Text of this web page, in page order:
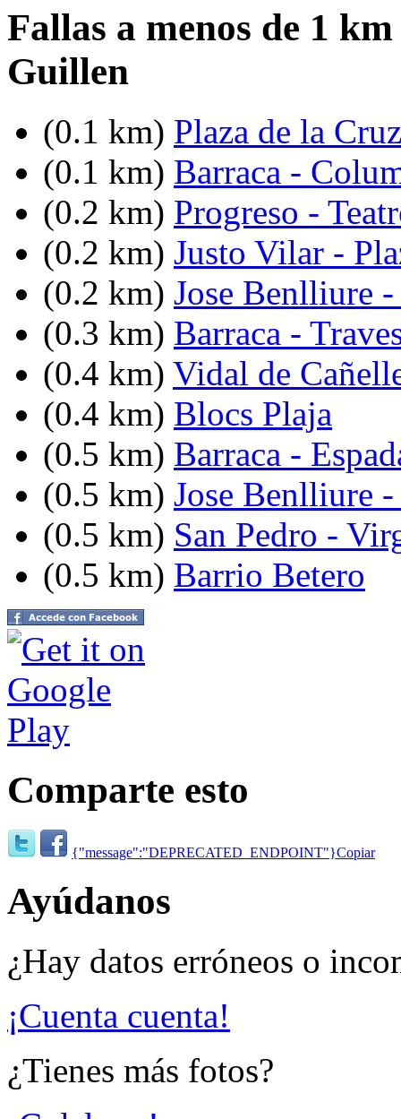
Fallas a menos de 1
Guillen
(0.1 km) Plaza de la
(0.1 km) Barraca -
(0.2 km) Progreso -
(0.2 km) Justo Vilar -
(0.2 km) Jose Benlliure
(0.3 km) Barraca -
(0.4 km) Vidal de
(0.4 km) Blocs Plaja
(0.5 km) Barraca -
(0.5 km) Jose Benlliure
(0.5 km) San Pedro -
(0.5 km) Barrio Betero
Comparte esto
{"message":"DEPRECATED_ENDPOINT"}Copiar
Ayúdanos
¿Hay datos erróneos o
¡Cuenta cuenta!
¿Tienes más fotos?